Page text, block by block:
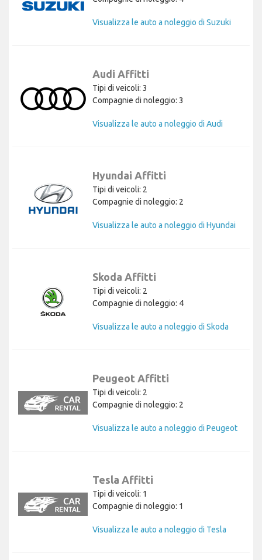
Visualizza le auto a noleggio di Suzuki
Audi Affitti
Tipi di veicoli: 3
Compagnie di noleggio: 3
Visualizza le auto a noleggio di Audi
Hyundai Affitti
Tipi di veicoli: 2
Compagnie di noleggio: 2
Visualizza le auto a noleggio di Hyundai
Skoda Affitti
Tipi di veicoli: 2
Compagnie di noleggio: 4
Visualizza le auto a noleggio di Skoda
Peugeot Affitti
Tipi di veicoli: 2
Compagnie di noleggio: 2
Visualizza le auto a noleggio di Peugeot
Tesla Affitti
Tipi di veicoli: 1
Compagnie di noleggio: 1
Visualizza le auto a noleggio di Tesla